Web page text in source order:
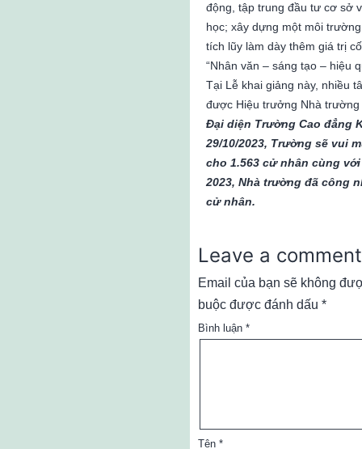
động, tập trung đầu tư cơ sở
học; xây dựng một môi
tích lũy làm dày thêm giá trị
“Nhân văn – sáng tạo – hiệu
Tại Lễ khai giảng này, nhiều
được Hiệu trưởng Nhà
Đại diện Trường Cao đẳng
29/10/2023, Trường sẽ vui
cho 1.563 cử nhân cùng
2023, Nhà trường đã công
cử nhân.
Leave a comment
Email của bạn sẽ không
buộc được đánh dấu *
Bình luận *
Tên *